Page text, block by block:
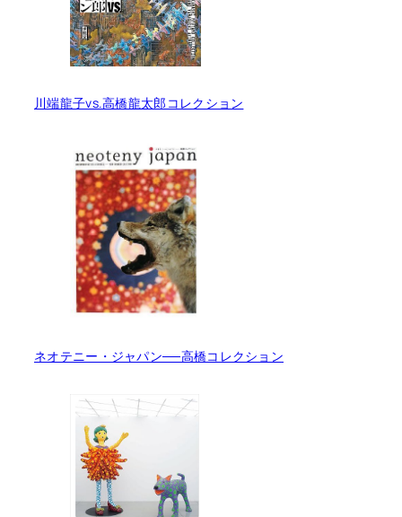
川端龍子vs.高橋龍太郎コレクション
ネオテニー・ジャパン──高橋コレクション